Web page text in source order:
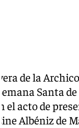
de la
Santa
el acto de
Albéniz de